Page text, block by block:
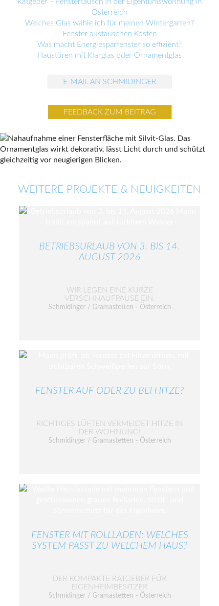
Österreich
Welches Glas wähle ich für meinen Wintergarten?
Fenster austauschen Kosten
Was macht Energiesparfenster so effizient?
Haustüren mit Klarglas oder Ornamentglas
E-MAIL AN SCHMIDINGER
FEEDBACK ZUM BEITRAG
WEITERE PROJEKTE & NEUIGKEITEN
BETRIEBSURLAUB VON 3. BIS 14.
AUGUST 2026
WIR LEGEN EINE KURZE
VERSCHNAUFPAUSE EIN.
Schmidinger / Gramastetten - Österreich
FENSTER AUF ODER ZU BEI HITZE?
RICHTIGES LÜFTEN VERMEIDET HITZE IN
DER WOHNUNG!
Schmidinger / Gramastetten - Österreich
FENSTER MIT ROLLLADEN: WELCHES
SYSTEM PASST ZU WELCHEM HAUS?
DER KOMPAKTE RATGEBER FÜR
EIGENHEIMBESITZER
Schmidinger / Gramastetten - Österreich